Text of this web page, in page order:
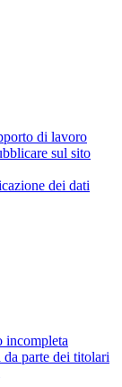
di lavoro
sul sito
dei dati
incompleta
parte dei titolari